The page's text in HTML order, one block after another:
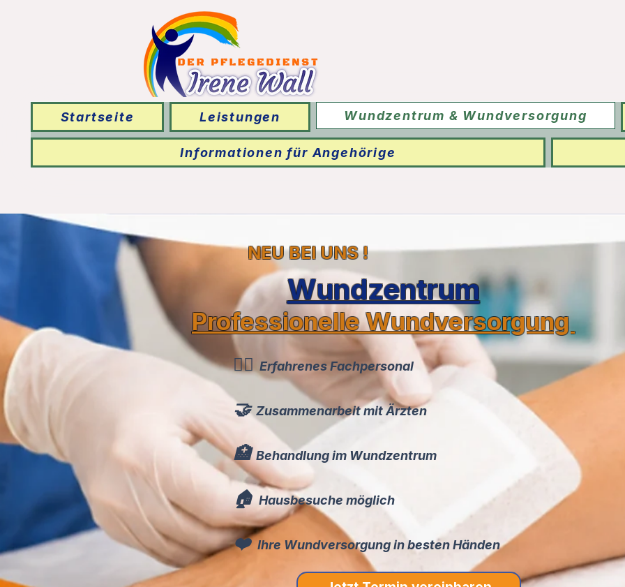
Startseite Leistungen Wundzentrum & Wundversorgung
Informationen für Angehörige
NEU BEI UNS !
Wundzentrum
Professionelle Wundversorgung
👩‍⚕️ Erfahrenes Fachpersonal
🤝Zusammenarbeit mit Ärzten
🏥Behandlung im Wundzentrum
🏠 Hausbesuche möglich
❤️Ihre Wundversorgung in besten Händen